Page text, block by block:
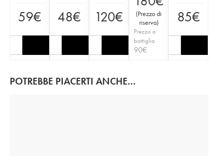
59€ 48€ 120€ (Prezzo di
riserva)
Prezzo a
bottiglia
90€
85€
POTREBBE PIACERTI ANCHE…